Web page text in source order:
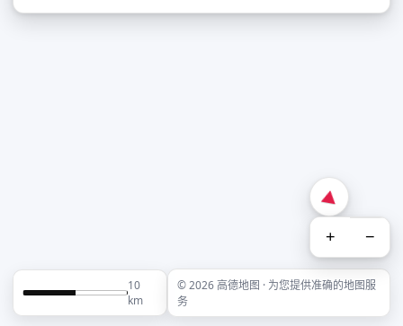
+ −
10
km
© 2026 高德地图 · 为您提供准确的地图服
务